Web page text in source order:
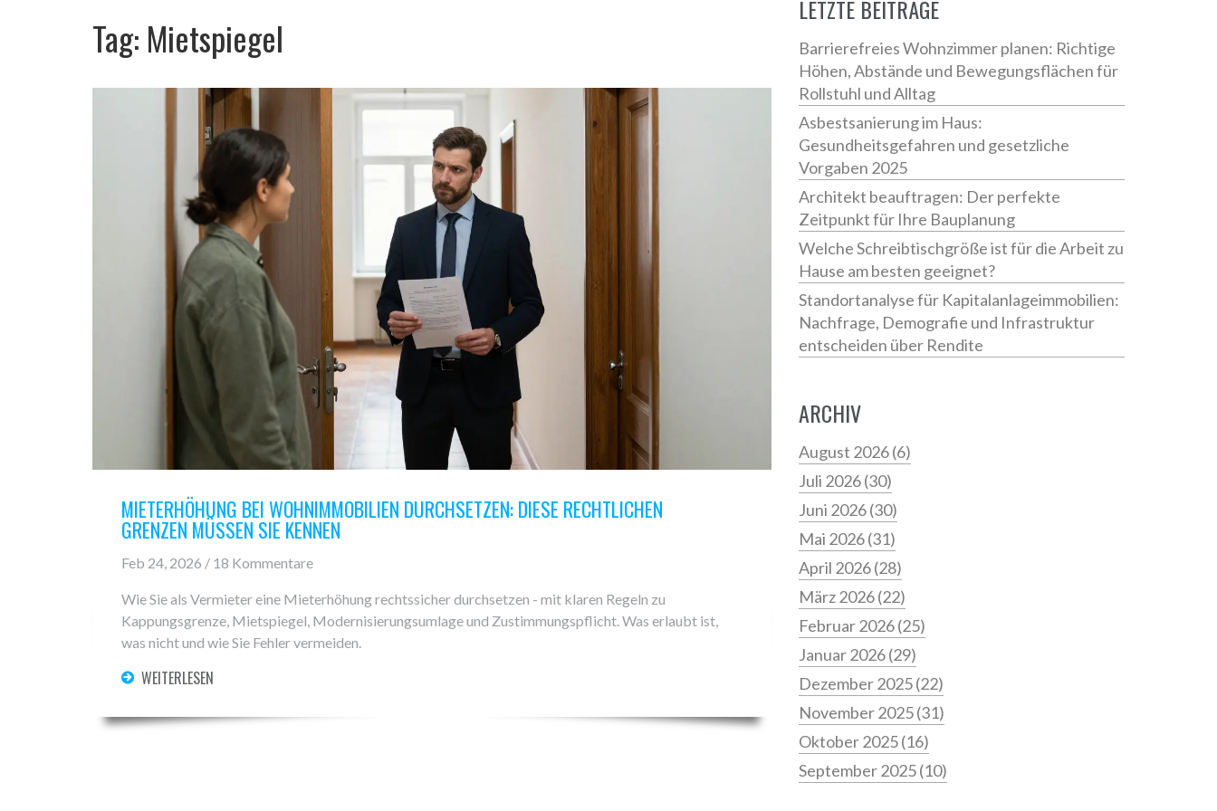
Tag: Mietspiegel
MIETERHÖHUNG BEI WOHNIMMOBILIEN DURCHSETZEN: DIESE RECHTLICHEN
GRENZEN MÜSSEN SIE KENNEN
Feb 24, 2026 / 18 Kommentare
Wie Sie als Vermieter eine Mieterhöhung rechtssicher durchsetzen - mit klaren Regeln zu
Kappungsgrenze, Mietspiegel, Modernisierungsumlage und Zustimmungspflicht. Was erlaubt ist,
was nicht und wie Sie Fehler vermeiden.
WEITERLESEN
LETZTE BEITRÄGE
Barrierefreies Wohnzimmer planen: Richtige
Höhen, Abstände und Bewegungsflächen für
Rollstuhl und Alltag
Asbestsanierung im Haus:
Gesundheitsgefahren und gesetzliche
Vorgaben 2025
Architekt beauftragen: Der perfekte
Zeitpunkt für Ihre Bauplanung
Welche Schreibtischgröße ist für die Arbeit zu
Hause am besten geeignet?
Standortanalyse für Kapitalanlageimmobilien:
Nachfrage, Demografie und Infrastruktur
entscheiden über Rendite
ARCHIV
August 2026(6)
Juli 2026(30)
Juni 2026(30)
Mai 2026(31)
April 2026(28)
März 2026(22)
Februar 2026(25)
Januar 2026(29)
Dezember 2025(22)
November 2025(31)
Oktober 2025(16)
September 2025(10)